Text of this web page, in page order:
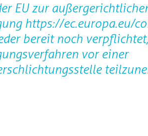
EU zur
https://ec.europa.eu/
bereit noch
vor einer